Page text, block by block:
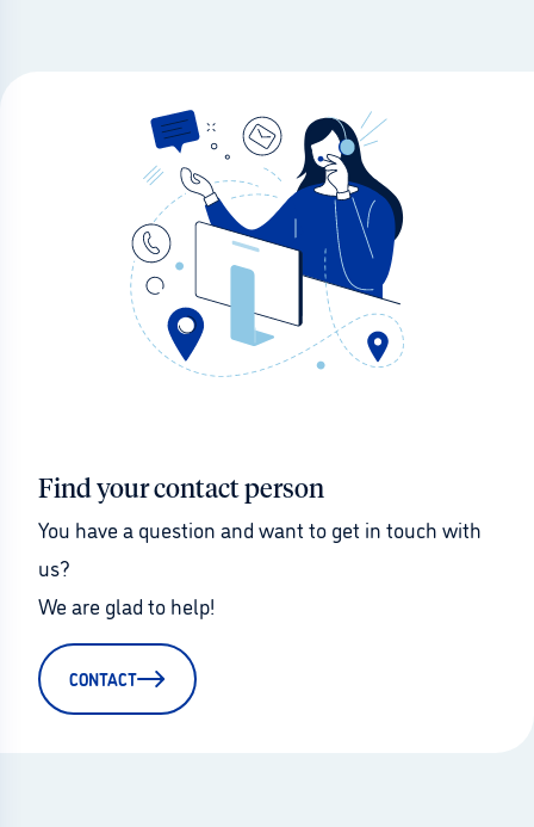
Find your contact person
You have a question and want to get in touch with
us?
We are glad to help!
CONTACT